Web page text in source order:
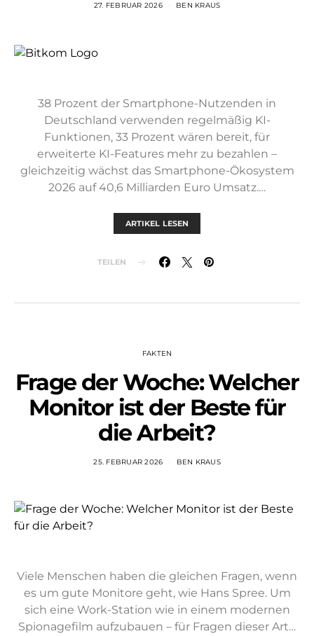
27. FEBRUAR 2026 BEN KRAUS
38 Prozent der Smartphone-Nutzenden in
Deutschland verwenden regelmäßig KI-
Funktionen, 33 Prozent wären bereit, für
erweiterte KI-Features mehr zu bezahlen –
gleichzeitig wächst das Smartphone-Ökosystem
2026 auf 40,6 Milliarden Euro Umsatz.…
ARTIKEL LESEN
TEILEN
FAKTEN
Frage der Woche: Welcher
Monitor ist der Beste für
die Arbeit?
25. FEBRUAR 2026 BEN KRAUS
Viele Menschen haben die gleichen Fragen, wenn
es um gute Monitore geht, wie Hans Spree. Um
sich eine Work-Station wie in einem modernen
Spionagefilm aufzubauen – für Fragen dieser Art…